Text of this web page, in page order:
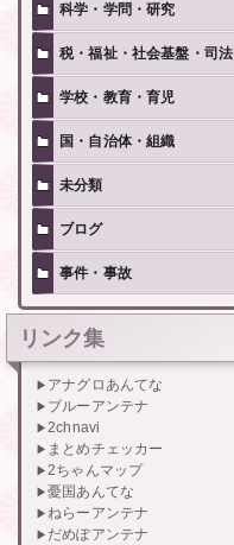
科学・学問・研究
税・福祉・社会基盤・司法
学校・教育・育児
国・自治体・組織
未分類
ブログ
事件・事故
リンク集
アナグロあんてな
ブルーアンテナ
2chnavi
まとめチェッカー
2ちゃんマップ
憂国あんてな
ねらーアンテナ
だめぽアンテナ